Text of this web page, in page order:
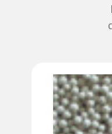
Dosierung
qualitativ